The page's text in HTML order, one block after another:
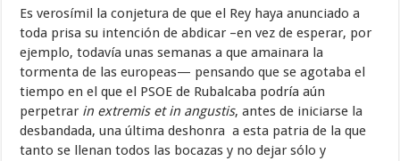
Es verosímil la conjetura de que el Rey haya anunciado a
toda prisa su intención de abdicar –en vez de esperar, por
ejemplo, todavía unas semanas a que amainara la
tormenta de las europeas— pensando que se agotaba el
tiempo en el que el PSOE de Rubalcaba podría aún
perpetrar in extremis et in angustis, antes de iniciarse la
desbandada, una última deshonra a esta patria de la que
tanto se llenan todos las bocazas y no dejar sólo y